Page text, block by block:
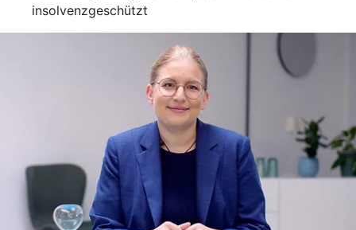
insolvenzgeschützt